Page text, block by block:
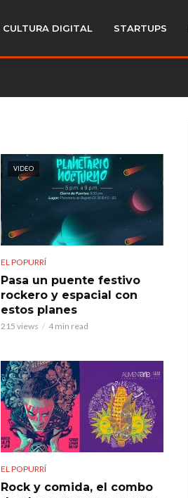
CULTURA DIGITAL STARTUPS
VIDEO
EL POPURRÍ
Pasa un puente festivo
rockero y espacial con
estos planes
215 views 4 min read
EL POPURRÍ
Rock y comida, el combo